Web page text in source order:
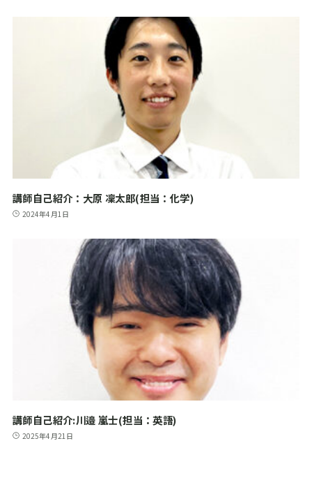
講師自己紹介：大原 凜太郎(担当：化学)
2024年4月1日
講師自己紹介:川邉 嵐士(担当：英語)
2025年4月21日